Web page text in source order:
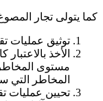
كما يتولى تجار
توثيق عمليات
الأخذ
مستوى
المخاطر التي
تحيين عمليات